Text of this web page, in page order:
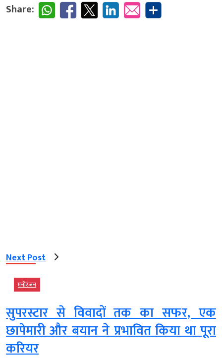
Share:
Next Post
मनोरंजन
सुपरस्टार से विवादों तक का सफर, एक
छापेमारी और बयान ने प्रभावित किया था पूरा
करियर